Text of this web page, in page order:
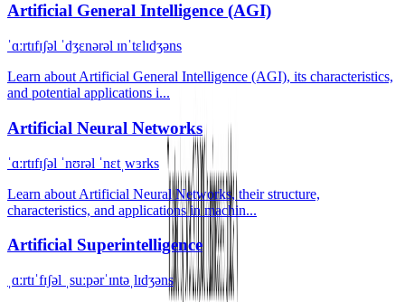
Artificial General Intelligence (AGI)
ˈɑːrtɪfɪʃəl ˈdʒɛnərəl ɪnˈtɛlɪdʒəns
Learn about Artificial General Intelligence (AGI), its characteristics,
and potential applications i...
Artificial Neural Networks
ˈɑːrtɪfɪʃəl ˈnʊrəl ˈnɛtˌwɜrks
Learn about Artificial Neural Networks, their structure,
characteristics, and applications in machin...
Artificial Superintelligence
ˌɑːrtɪˈfɪʃəl ˌsuːpərˈɪntəˌlɪdʒəns